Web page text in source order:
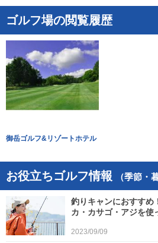
ゴルフ場の閲覧履歴
御岳ゴルフ&リゾートホテル
お役立ちゴルフ情報 （季節・
釣りキャンにおすすめ
カ・カサゴ・アジを使
2023/09/09